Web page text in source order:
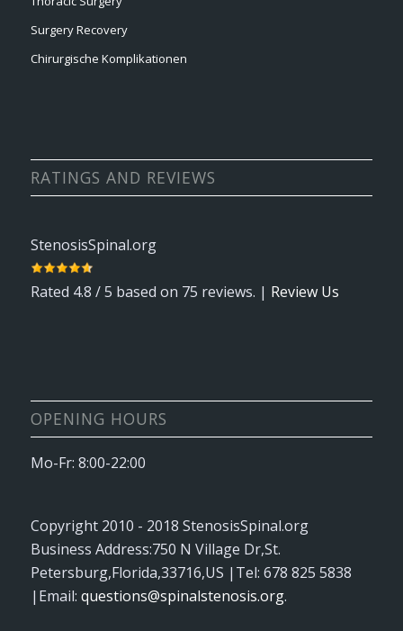
Surgery Recovery
Chirurgische Komplikationen
RATINGS AND REVIEWS
StenosisSpinal.org
Rated 4.8 / 5 based on 75 reviews. | Review Us
OPENING HOURS
Mo-Fr: 8:00-22:00
Copyright 2010 - 2018 StenosisSpinal.org
Business Address:750 N Village Dr,St.
Petersburg,Florida,33716,US |Tel: 678 825 5838
|Email: questions@spinalstenosis.org.